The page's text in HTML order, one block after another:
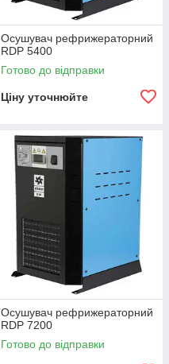
Осушувач рефрижераторний
RDP 5400
Готово до відправки
Ціну уточнюйте
Осушувач рефрижераторний
RDP 7200
Готово до відправки